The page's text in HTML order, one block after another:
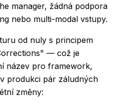
manager, žádná podpora
nebo multi-modal vstupy.
od nuly s principem
— což je
název pro framework,
produkci pár záludných
změny: